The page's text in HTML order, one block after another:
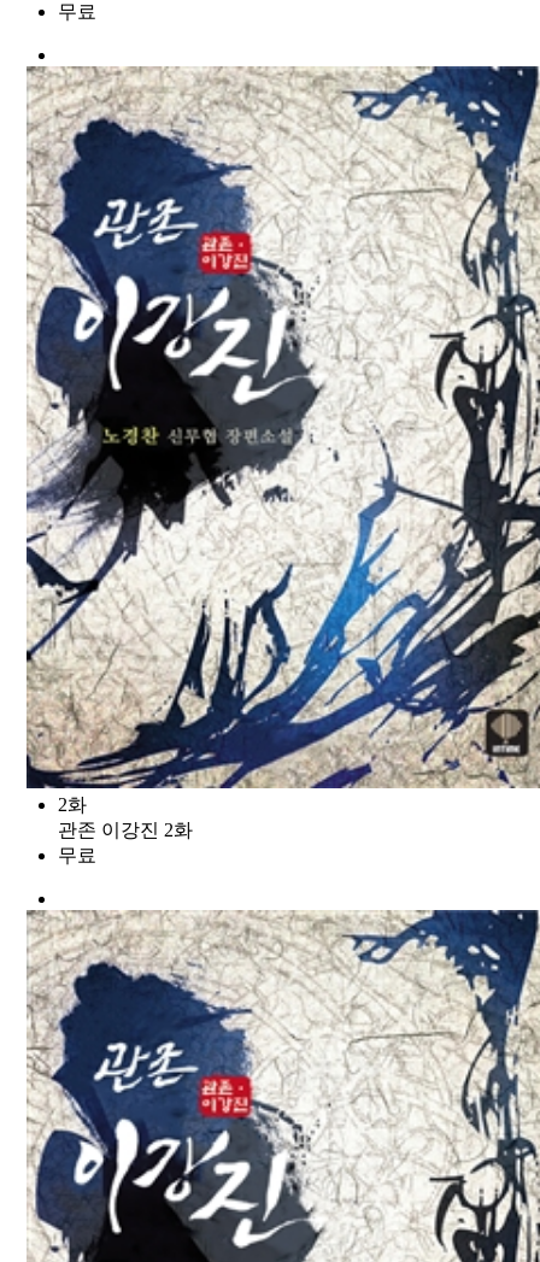
무료
2화
관존 이강진 2화
무료